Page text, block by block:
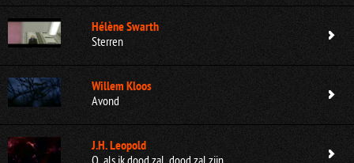
Hélène Swarth
Sterren
Willem Kloos
Avond
J.H. Leopold
O, als ik dood zal, dood zal zijn